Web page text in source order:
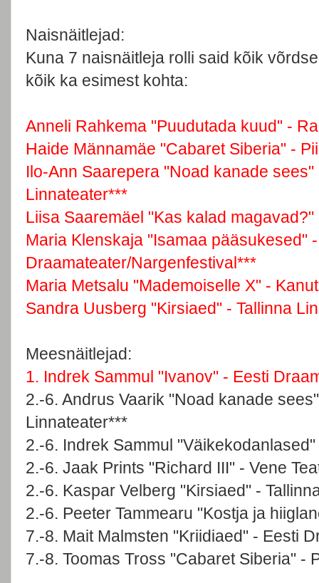
Naisnäitlejad:
Kuna 7 naisnäitleja rolli said kõik
kõik ka esimest kohta:
Anneli Rahkema "Puudutada kuud" -
Haide Männamäe "Cabaret Siberia" -
Ilo-Ann Saarepera "Noad kanade
Linnateater***
Liisa Saaremäel "Kas kalad magavad?"
Maria Klenskaja "Isamaa pääsukesed"
Draamateater/Nargenfestival***
Maria Metsalu "Mademoiselle X" -
Sandra Uusberg "Kirsiaed" - Tallinna
Meesnäitlejad:
1. Indrek Sammul "Ivanov" - Eesti
2.-6. Andrus Vaarik "Noad kanade
Linnateater***
2.-6. Indrek Sammul
2.-6. Jaak Prints "Richard III" - Vene
2.-6. Kaspar Velberg "Kirsiaed" -
2.-6. Peeter Tammearu "Kostja ja
7.-8. Mait Malmsten "Kriidiaed" - Eesti
7.-8. Toomas Tross "Cabaret Siberia" -